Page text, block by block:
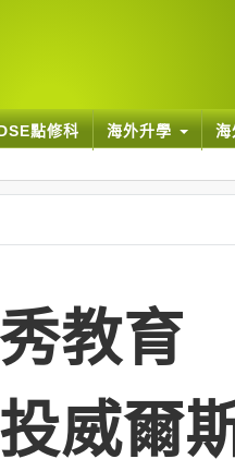
點修科 海外升學
教育
威爾